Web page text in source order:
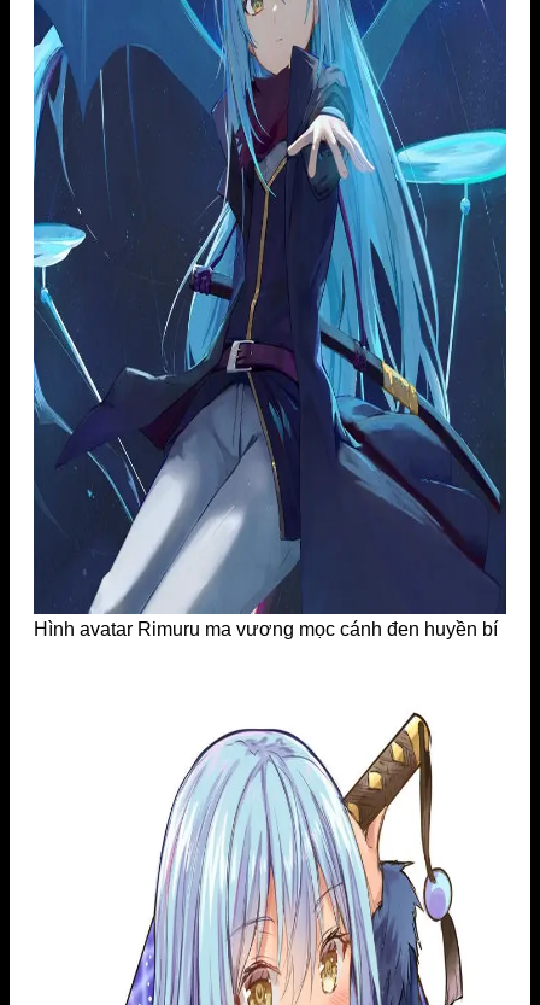
Hình avatar Rimuru ma vương mọc cánh đen huyền bí